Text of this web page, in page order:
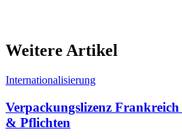
Weitere Artikel
Internationalisierung
Verpackungslizenz
& Pflichten